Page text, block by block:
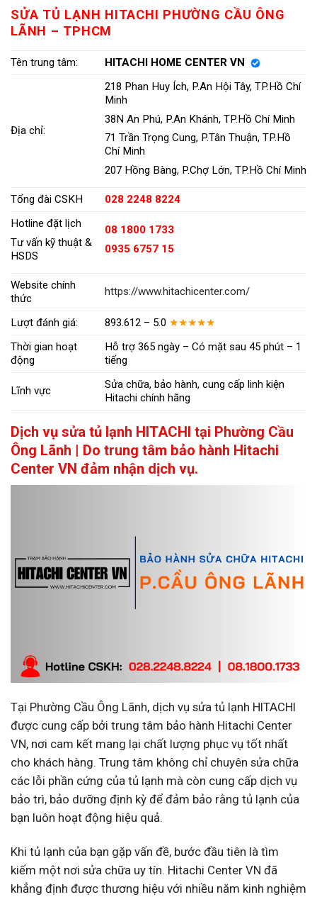
SỬA TỦ LẠNH HITACHI PHƯỜNG CẦU ÔNG
LÃNH – TPHCM
Tên trung tâm: HITACHI HOME CENTER VN
Địa chỉ:
218 Phan Huy Ích, P.An Hội Tây, TP.Hồ Chí
Minh
38N An Phú, P.An Khánh, TP.Hồ Chí Minh
71 Trần Trọng Cung, P.Tân Thuận, TP.Hồ
Chí Minh
207 Hồng Bàng, P.Chợ Lớn, TP.Hồ Chí Minh
Tổng đài CSKH
028 2248 8224
Hotline đặt lịch
Tư vấn kỹ thuật &
HSDS
08 1800 1733
0935 6757 15
Website chính
thức
https://www.hitachicenter.com/
Lượt đánh giá: 893.612 – 5.0 ★★★★★
Thời gian hoạt
động
Hỗ trợ 365 ngày – Có mặt sau 45 phút – 1
tiếng
Lĩnh vực
Sửa chữa, bảo hành, cung cấp linh kiện
Hitachi chính hãng
Dịch vụ sửa tủ lạnh HITACHI tại Phường Cầu
Ông Lãnh | Do trung tâm bảo hành Hitachi
Center VN đảm nhận dịch vụ.
Tại Phường Cầu Ông Lãnh, dịch vụ sửa tủ lạnh HITACHI
được cung cấp bởi trung tâm bảo hành Hitachi Center
VN, nơi cam kết mang lại chất lượng phục vụ tốt nhất
cho khách hàng. Trung tâm không chỉ chuyên sửa chữa
các lỗi phần cứng của tủ lạnh mà còn cung cấp dịch vụ
bảo trì, bảo dưỡng định kỳ để đảm bảo rằng tủ lạnh của
bạn luôn hoạt động hiệu quả.
Khi tủ lạnh của bạn gặp vấn đề, bước đầu tiên là tìm
kiếm một nơi sửa chữa uy tín. Hitachi Center VN đã
khẳng định được thương hiệu với nhiều năm kinh nghiệm